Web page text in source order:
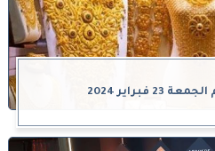
فبراير 2024